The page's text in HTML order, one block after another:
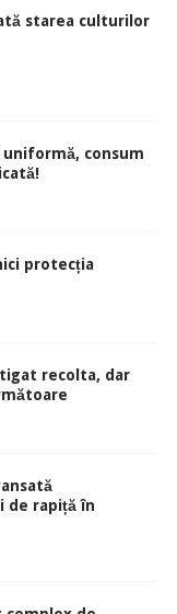
starea culturilor
uniformă, consum
protecția
recolta, dar
rapiță în